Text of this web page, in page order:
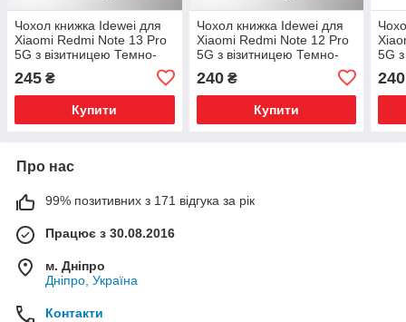
Чохол книжка Idewei для
Xiaomi Redmi Note 13 Pro
5G з візитницею Темно-
245 ₴
Купити
Чохол книжка Idewei для
Xiaomi Redmi Note 12 Pro
5G з візитницею Темно-
240₴
Купити
5G
240
Про нас
99% позитивних з 171 відгука за рік
Працює з 30.08.2016
м. Дніпро
Дніпро, Україна
Контакти